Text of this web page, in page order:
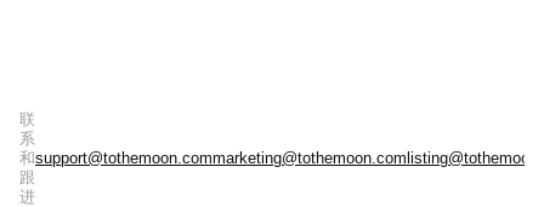
联
系
和
跟
进
support@tothemoon.commarketing@tothemoon.com